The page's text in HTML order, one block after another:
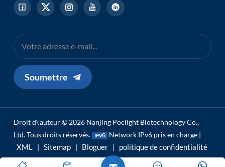
Soumettre
Droit d\'auteur © 2026 Nanjing Poclight Biotechnology Co.,
Ltd. Tous droits réservés.
Network IPv6 pris en charge |
XML | Sitemap | Bloguer | politique de confidentialité